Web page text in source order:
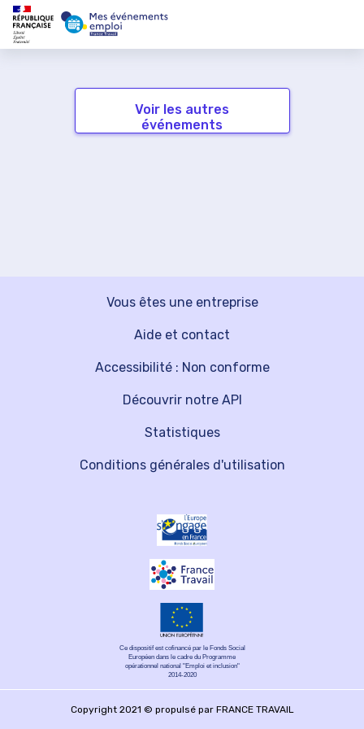
Voir les autres
événements
Vous êtes une entreprise
Découvrir notre API
Aide et contact
Statistiques
Accessibilité : Non conforme
Conditions générales d'utilisation
Ce dispositif est cofinancé par le Fonds Social
Européen dans le cadre du Programme
opérationnel national "Emploi et inclusion"
2014-2020
Copyright 2021 © propulsé par FRANCE TRAVAIL